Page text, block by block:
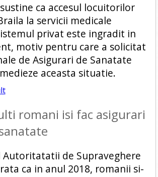
ca accesul locuitorilor
la servicii medicale
privat este ingradit in
motiv pentru care a solicitat
de Asigurari de Sanatate
aceasta situatie.
romani isi fac asigurari
Autoritatatii de Supraveghere
ca in anul 2018, romanii si-